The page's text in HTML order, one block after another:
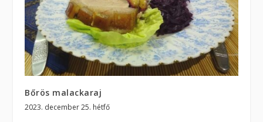
Bőrös malackaraj
2023. december 25. hétfő